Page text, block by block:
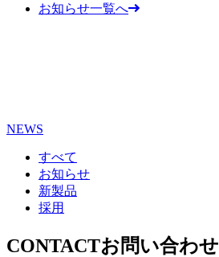
お知らせ一覧へ
NEWS
すべて
お知らせ
新製品
採用
CONTACTお問い合わせ